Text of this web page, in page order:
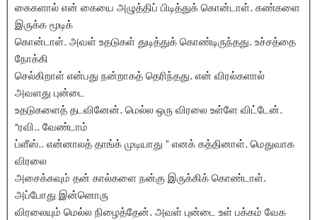
கைகளால் என் கையை அழுத்திப் பிடித்துக் கொன்டாள். கண்களை
இருக்க மூடிக்
கொன்டாள். அவள் உதடுகள் துடித்துக் கொண்டிருந்தது. உச்சத்தை
நோக்கி
செல்கிறாள் என்பது நன்றாகத் தெரிந்தது. என் விரல்களால்
அவளது புன்டை
உதடுகளைத் தடவினேன். மெல்ல ஒரு விரலை உள்ளே விட்டேன்.
“ரவி.. வேண்டாம்
ப்ளீஸ்.. என்னாலத் தாங்க் முடியாது ” எனக் கத்தினாள். மெதுவாக
விரலை
அசைக்கவும் தன் கால்களை நன்கு இருக்கிக் கொண்டாள்.
அப்போது இன்னொரு
விரலையும் மெல்ல நிழைத்தேன். அவள் புன்டை உள் பக்கம் வேக